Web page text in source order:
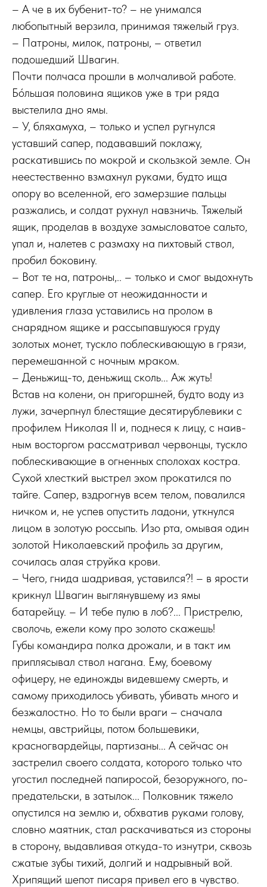
– А че в их бубенит-то? – не унимался
любопытный верзила, принимая тяжелый груз.
– Патроны, милок, патроны, – ответил
подошедший Швагин.
Почти полчаса прошли в молчаливой работе.
Бóльшая половина ящиков уже в три ряда
выстелила дно ямы.
– У, бляхамуха, – только и успел ругнулся
уставший сапер, подававший поклажу,
раскатившись по мокрой и скользкой земле. Он
неестественно взмахнул руками, будто ища
опору во вселенной, его замерзшие пальцы
разжались, и солдат рухнул навзничь. Тяжелый
ящик, проделав в воздухе замысловатое сальто,
упал и, налетев с размаху на пихтовый ствол,
пробил боковину.
– Вот те на, патроны,.. – только и смог выдох­нуть
сапер. Его круглые от неожиданности и
удивления глаза уставились на пролом в
снарядном ящике и рассыпавшуюся груду
золотых монет, тускло поблескивающую в грязи,
перемешанной с ночным мраком.
– Деньжищ-то, деньжищ сколь... Аж жуть!
Встав на колени, он пригоршней, будто воду из
лужи, зачерпнул блестящие десятирублевики с
профилем Николая II и, поднеся к лицу, с наив­
ным восторгом рассматривал червонцы, тускло
поблескивающие в огненных сполохах костра.
Сухой хлесткий выстрел эхом прокатился по
тайге. Сапер, вздрогнув всем телом, повалился
ничком и, не успев опустить ладони, уткнулся
лицом в золотую россыпь. Изо рта, омывая один
золотой Николаевский профиль за другим,
сочилась алая струйка крови.
– Чего, гнида шадривая, уставился?! – в ярости
крикнул Швагин выглянувшему из ямы
батарейцу. – И тебе пулю в лоб?... Пристрелю,
сволочь, ежели кому про золото скажешь!
Губы командира полка дрожали, и в такт им
приплясывал ствол нагана. Ему, боевому
офицеру, не единожды видевшему смерть, и
самому приходилось убивать, убивать много и
безжалостно. Но то были враги – сначала
немцы, австрийцы, потом большевики,
красногвардейцы, партизаны... А сейчас он
застрелил своего солдата, которого только что
угостил последней папиросой, безоружного, по-
предательски, в затылок... Полковник тяжело
опустился на землю и, обхватив руками голову,
словно маятник, стал раскачиваться из стороны
в сторону, выдавливая откуда-то изнутри, сквозь
сжатые зубы тихий, долгий и надрывный вой.
Хрипящий шепот писаря привел его в чувство.